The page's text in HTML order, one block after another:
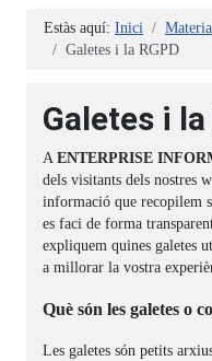
Estàs aquí: Inici
Galetes i la RGPD
Galetes i la
A ENTERPRISE
dels visitants dels nostres
informació que recopilem
es faci de forma
expliquem quines galetes
a millorar la vostra
Què són les galetes o
Les galetes són petits